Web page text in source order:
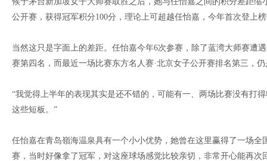
公开赛，获得冠军积分100分，理论上可超越任怡嘉，今年首次登上
当然这只是字面上的差距。任怡嘉今年6次参赛，除了蓝湾大师赛遭
赛第四名，而最近一场比赛东方名人赛·北京女子公开赛排名第三，
“我觉得上半年的表现其实是还不错的，可能有一、两场比赛没有打
这些短板。”
任怡嘉在青岛嶺海温泉具有一个小小优势，她曾在这里赢得了一场
赛，当时好像拿了冠军，对这座球场感觉比较亲切，非常开心能再